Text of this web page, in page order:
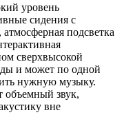
уровень
сидения с
подсветка
сверхвысокой
и может по одной
нужную музыку.
объемный звук,
вне